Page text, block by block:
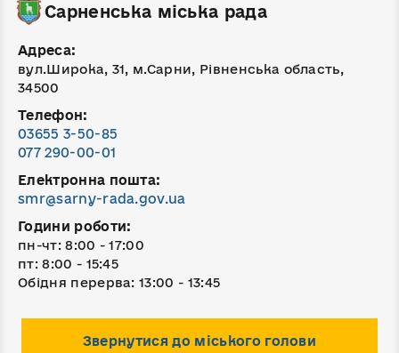
Сарненська міська рада
Адреса:
вул.Широка, 31, м.Сарни, Рівненська область,
34500
Телефон:
03655 3-50-85
077 290-00-01
Електронна пошта:
smr@sarny-rada.gov.ua
Години роботи:
пн-чт: 8:00 - 17:00
пт: 8:00 - 15:45
Обідня перерва: 13:00 - 13:45
Звернутися до міського голови